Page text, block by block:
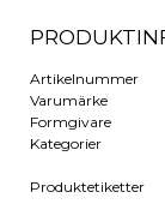
Artikelnummer
Varumärke
Formgivare
Kategorier
Produktetiketter